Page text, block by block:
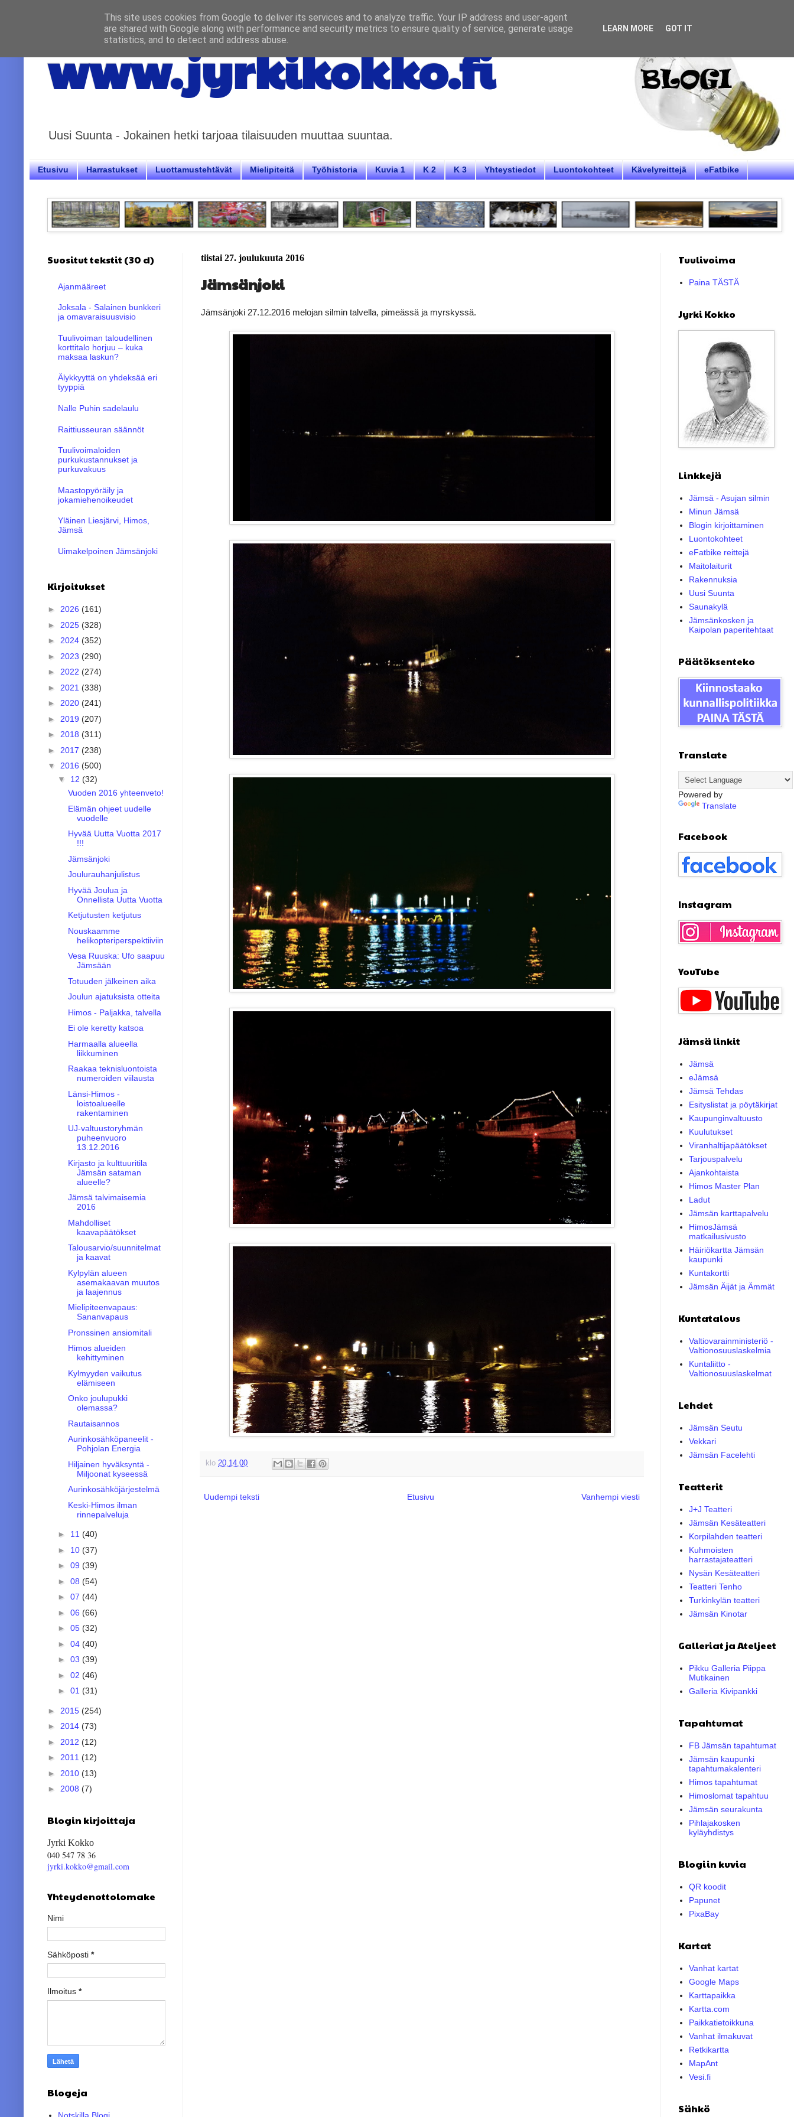
www.jyrkikokko.fi
Uusi Suunta - Jokainen hetki tarjoaa tilaisuuden muuttaa suuntaa.
Etusivu Harrastukset Luottamustehtävät Mielipiteitä Työhistoria Kuvia 1 K 2 K 3 Yhteystiedot Luontokohteet Kävelyreittejä eFatbike
tiistai 27. joulukuuta 2016
Jämsänjoki
Jämsänjoki 27.12.2016 melojan silmin talvella, pimeässä ja myrskyssä.
klo 20.14.00
Uudempi teksti Vanhempi viesti
Etusivu
Suositut tekstit (30 d)
Ajanmääreet
Joksala - Salainen bunkkeri
ja omavaraisuusvisio
Tuulivoiman taloudellinen
korttitalo horjuu – kuka
maksaa laskun?
Älykkyyttä on yhdeksää eri
tyyppiä
Nalle Puhin sadelaulu
Raittiusseuran säännöt
Tuulivoimaloiden
purkukustannukset ja
purkuvakuus
Maastopyöräily ja
jokamiehenoikeudet
Yläinen Liesjärvi, Himos,
Jämsä
Uimakelpoinen Jämsänjoki
Kirjoitukset
► 2026 (161)
► 2025 (328)
► 2024 (352)
► 2023 (290)
► 2022 (274)
► 2021 (338)
► 2020 (241)
► 2019 (207)
► 2018 (311)
► 2017 (238)
▼ 2016 (500)
▼ 12 (32)
Vuoden 2016 yhteenveto!
Elämän ohjeet uudelle
vuodelle
Hyvää Uutta Vuotta 2017
!!!
Jämsänjoki
Joulurauhanjulistus
Hyvää Joulua ja
Onnellista Uutta Vuotta
Ketjutusten ketjutus
Nouskaamme
helikopteriperspektiiviin
Vesa Ruuska: Ufo saapuu
Jämsään
Totuuden jälkeinen aika
Joulun ajatuksista otteita
Himos - Paljakka, talvella
Ei ole keretty katsoa
Harmaalla alueella
liikkuminen
Raakaa teknisluontoista
numeroiden viilausta
Länsi-Himos -
loistoalueelle
rakentaminen
UJ-valtuustoryhmän
puheenvuoro
13.12.2016
Kirjasto ja kulttuuritila
Jämsän sataman
alueelle?
Jämsä talvimaisemia
2016
Mahdolliset
kaavapäätökset
Talousarvio/suunnitelmat
ja kaavat
Kylpylän alueen
asemakaavan muutos
ja laajennus
Mielipiteenvapaus:
Sananvapaus
Pronssinen ansiomitali
Himos alueiden
kehittyminen
Kylmyyden vaikutus
elämiseen
Onko joulupukki
olemassa?
Rautaisannos
Aurinkosähköpaneelit -
Pohjolan Energia
Hiljainen hyväksyntä -
Miljoonat kyseessä
Aurinkosähköjärjestelmä
Keski-Himos ilman
rinnepalveluja
► 11 (40)
► 10 (37)
► 09 (39)
► 08 (54)
► 07 (44)
► 06 (66)
► 05 (32)
► 04 (40)
► 03 (39)
► 02 (46)
► 01 (31)
► 2015 (254)
► 2014 (73)
► 2012 (12)
► 2011 (12)
► 2010 (13)
► 2008 (7)
Blogin kirjoittaja
Jyrki Kokko
040 547 78 36
jyrki.kokko@gmail.com
Yhteydenottolomake
Nimi
Sähköposti *
Ilmoitus *
Blogeja
Tuulivoima
Paina TÄSTÄ
Jyrki Kokko
Linkkejä
Jämsä - Asujan silmin
Minun Jämsä
Blogin kirjoittaminen
Luontokohteet
eFatbike reittejä
Maitolaiturit
Rakennuksia
Uusi Suunta
Saunakylä
Jämsänkosken ja
Kaipolan paperitehtaat
Päätöksenteko
Translate
Powered by
Translate
Facebook
Instagram
YouTube
Jämsä linkit
Jämsä
eJämsä
Jämsä Tehdas
Esityslistat ja pöytäkirjat
Kaupunginvaltuusto
Kuulutukset
Viranhaltijapäätökset
Tarjouspalvelu
Ajankohtaista
Himos Master Plan
Ladut
Jämsän karttapalvelu
HimosJämsä
matkailusivusto
Häiriökartta Jämsän
kaupunki
Kuntakortti
Jämsän Äijät ja Ämmät
Kuntatalous
Valtiovarainministeriö -
Valtionosuuslaskelmia
Kuntaliitto -
Valtionosuuslaskelmat
Lehdet
Jämsän Seutu
Vekkari
Jämsän Facelehti
Teatterit
J+J Teatteri
Jämsän Kesäteatteri
Korpilahden teatteri
Kuhmoisten
harrastajateatteri
Nysän Kesäteatteri
Teatteri Tenho
Turkinkylän teatteri
Jämsän Kinotar
Galleriat ja Ateljeet
Pikku Galleria Piippa
Mutikainen
Galleria Kivipankki
Tapahtumat
FB Jämsän tapahtumat
Jämsän kaupunki
tapahtumakalenteri
Himos tapahtumat
Himoslomat tapahtuu
Jämsän seurakunta
Pihlajakosken
kyläyhdistys
Blogiin kuvia
QR koodit
Papunet
PixaBay
Kartat
Vanhat kartat
Google Maps
Karttapaikka
Kartta.com
Paikkatietoikkuna
Vanhat ilmakuvat
Retkikartta
MapAnt
Vesi.fi
Sähkö
This site uses cookies from Google to deliver its services and to analyze traffic. Your IP address and user-agent
are shared with Google along with performance and security metrics to ensure quality of service, generate usage
statistics, and to detect and address abuse.
LEARN MORE GOT IT